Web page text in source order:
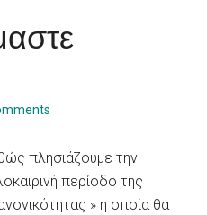
πλησιάζουμε την
περίοδο της
» η οποία θα